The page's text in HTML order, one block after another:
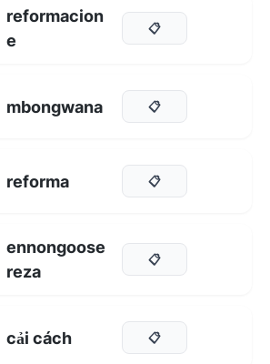
reformacion
e
📋
mbongwana 📋
reforma 📋
ennongoose
reza
📋
cải cách 📋